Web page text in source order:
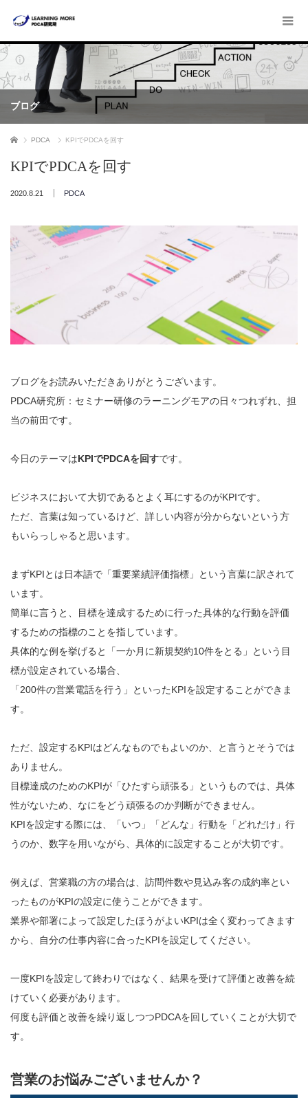
ブログ
ホーム PDCA KPIでPDCAを回す
KPIでPDCAを回す
2020.8.21 PDCA
ブログをお読みいただきありがとうございます。
PDCA研究所：セミナー研修のラーニングモアの日々つれずれ、担
当の前田です。
今日のテーマはKPIでPDCAを回すです。
ビジネスにおいて大切であるとよく耳にするのがKPIです。
ただ、言葉は知っているけど、詳しい内容が分からないという方
もいらっしゃると思います。
まずKPIとは日本語で「重要業績評価指標」という言葉に訳されて
います。
簡単に言うと、目標を達成するために行った具体的な行動を評価
するための指標のことを指しています。
具体的な例を挙げると「一か月に新規契約10件をとる」という目
標が設定されている場合、
「200件の営業電話を行う」といったKPIを設定することができま
す。
ただ、設定するKPIはどんなものでもよいのか、と言うとそうでは
ありません。
目標達成のためのKPIが「ひたすら頑張る」というものでは、具体
性がないため、なにをどう頑張るのか判断ができません。
KPIを設定する際には、「いつ」「どんな」行動を「どれだけ」行
うのか、数字を用いながら、具体的に設定することが大切です。
例えば、営業職の方の場合は、訪問件数や見込み客の成約率とい
ったものがKPIの設定に使うことができます。
業界や部署によって設定したほうがよいKPIは全く変わってきます
から、自分の仕事内容に合ったKPIを設定してください。
一度KPIを設定して終わりではなく、結果を受けて評価と改善を続
けていく必要があります。
何度も評価と改善を繰り返しつつPDCAを回していくことが大切で
す。
営業のお悩みございませんか？